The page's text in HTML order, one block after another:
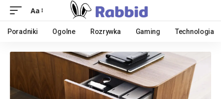
Aa
Poradniki Ogolne Rozrywka Gaming Technologia